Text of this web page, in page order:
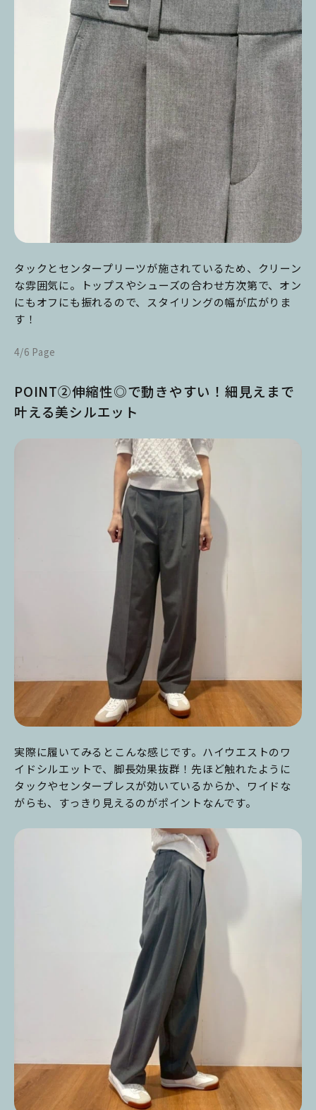
タックとセンタープリーツが施されているため、クリーン
な雰囲気に。トップスやシューズの合わせ方次第で、オン
にもオフにも振れるので、スタイリングの幅が広がりま
す！
4/6 Page
POINT②伸縮性◎で動きやすい！細見えまで
叶える美シルエット
実際に履いてみるとこんな感じです。ハイウエストのワ
イドシルエットで、脚長効果抜群！先ほど触れたように
タックやセンタープレスが効いているからか、ワイドな
がらも、すっきり見えるのがポイントなんです。